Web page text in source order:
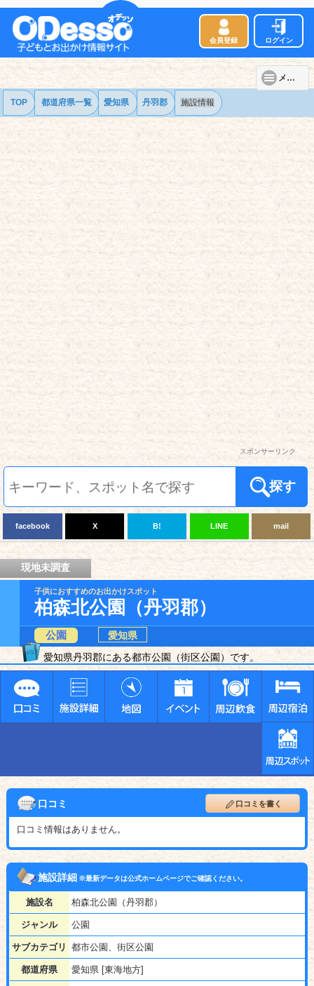
会員登録 ログイン
メニュー
TOP 都道府県一覧 愛知県 丹羽郡 施設情報
スポンサーリンク
探す
facebook X B! LINE mail
現地未調査
子供におすすめのお出かけスポット
柏森北公園（丹羽郡）
公園
愛知県
愛知県丹羽郡にある都市公園（街区公園）です。
口コミ 口コミを書く
口コミ情報はありません。
施設詳細※最新データは公式ホームページでご確認ください。
施設名 柏森北公園（丹羽郡）
ジャンル 公園
サブカテゴリ 都市公園、街区公園
都道府県 愛知県 [東海地方]